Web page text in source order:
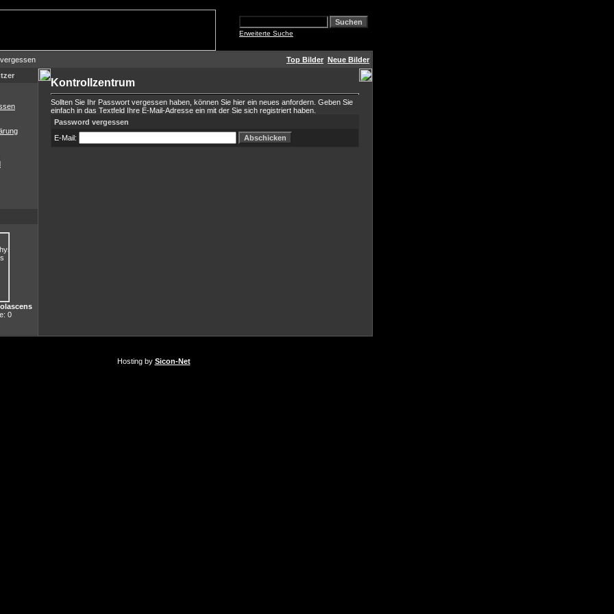
Erweiterte Suche
Top Bilder Neue Bilder
0
Kontrollzentrum
Sollten Sie Ihr Passwort vergessen haben, können Sie hier ein neues anfordern. Geben Sie
einfach in das Textfeld Ihre E-Mail-Adresse ein mit der Sie sich registriert haben.
Password vergessen
E-Mail:
Hosting by Sicon-Net